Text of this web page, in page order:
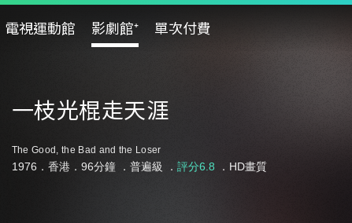
電視運動館 影劇館⁺ 單次付費
一枝光棍走天涯
The Good, the Bad and the Loser
1976．香港．96分鐘 ． 普遍級 ． 評分6.8 ．HD畫質